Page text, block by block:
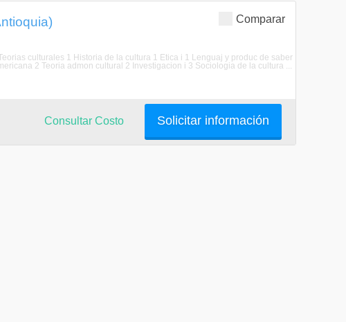
Comparar
culturales 1 Historia de la cultura 1 Etica i 1 Lenguaj y produc de saber
2 Teoria admon cultural 2 Investigacion i 3 Sociologia de la cultura ...
Solicitar información
Consultar Costo